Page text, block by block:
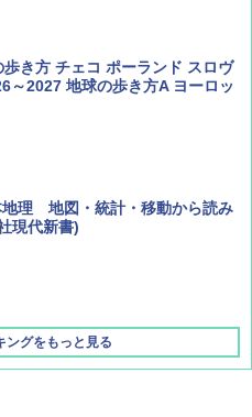
特集 星野道夫 夢見る旅
アライン）2026年9月号【特
グ110周年を祝して！
き方 チェコ ポーランド スロヴ
～2027 地球の歩き方A ヨーロッ
地理 地図・統計・移動から読み
現代新書)
ングをもっと見る